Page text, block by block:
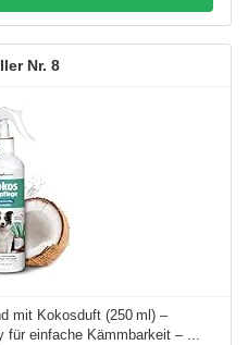
8
mit Kokosduft (250 ml) –
für einfache Kämmbarkeit – ...